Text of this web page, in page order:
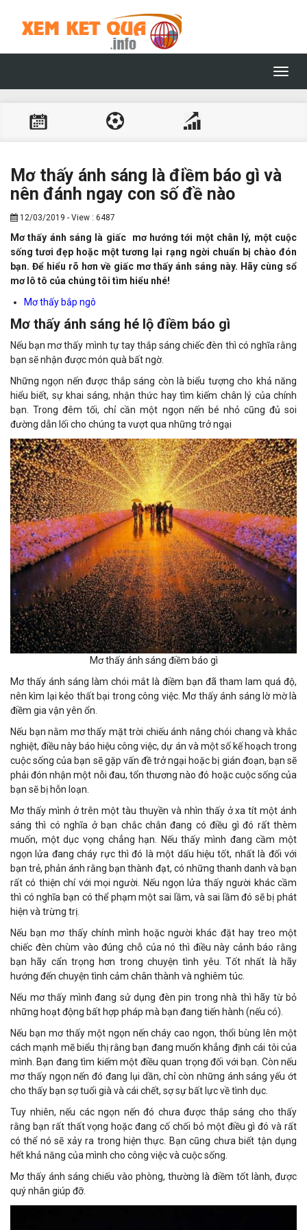
Mơ thấy ánh sáng là điềm báo gì và
nên đánh ngay con số đề nào
12/03/2019 - View : 6487
Mơ thấy ánh sáng là giấc mơ hướng tới một chân lý, một cuộc
sống tươi đẹp hoặc một tương lại rạng ngời chuẩn bị chào đón
bạn. Để hiểu rõ hơn về giấc mơ thấy ánh sáng này. Hãy cùng sổ
mơ lô tô của chúng tôi tìm hiểu nhé!
Mơ thấy bắp ngô
Mơ thấy ánh sáng hé lộ điềm báo gì
Nếu bạn mơ thấy mình tự tay thắp sáng chiếc đèn thì có nghĩa rằng
bạn sẽ nhận được món quà bất ngờ.
Những ngọn nến được thắp sáng còn là biểu tượng cho khả năng
hiểu biết, sự khai sáng, nhận thức hay tìm kiếm chân lý của chính
bạn. Trong đêm tối, chỉ cần một ngọn nến bé nhỏ cũng đủ soi
đường dẫn lối cho chúng ta vượt qua những trở ngại
Mơ thấy ánh sáng điềm báo gì
Mơ thấy ánh sáng làm chói mắt là điềm bạn đã tham lam quá độ,
nên kìm lại kẻo thất bại trong công việc. Mơ thấy ánh sáng lờ mờ là
điềm gia vận yên ổn.
Nếu bạn nằm mơ thấy mặt trời chiếu ánh nắng chói chang và khắc
nghiệt, điều này báo hiệu công việc, dự án và một số kế hoạch trong
cuộc sống của bạn sẽ gặp vấn đề trở ngại hoặc bị gián đoạn, bạn sẽ
phải đón nhận một nỗi đau, tổn thương nào đó hoặc cuộc sống của
bạn sẽ bị hỗn loạn.
Mơ thấy mình ở trên một tàu thuyền và nhìn thấy ở xa tít một ánh
sáng thì có nghĩa ở bạn chắc chắn đang có điều gì đó rất thèm
muốn, một dục vọng chẳng hạn. Nếu thấy mình đang cầm một
ngọn lửa đang cháy rực thì đó là một dấu hiệu tốt, nhất là đối với
bạn trẻ, phản ánh rằng bạn thành đạt, có những thanh danh và bạn
rất có thiện chí với mọi người. Nếu ngọn lửa thấy người khác cầm
thì có nghĩa bạn có thể phạm một sai lầm, và sai lầm đó sẽ bị phát
hiện và trừng trị.
Nếu bạn mơ thấy chính mình hoặc người khác đặt hay treo một
chiếc đèn chùm vào đúng chỗ của nó thì điều này cảnh báo rằng
bạn hãy cẩn trọng hơn trong chuyện tình yêu. Tốt nhất là hãy
hướng đến chuyện tình cảm chân thành và nghiêm túc.
Nếu mơ thấy mình đang sử dụng đèn pin trong nhà thì hãy từ bỏ
những hoạt động bất hợp pháp mà bạn đang tiến hành (nếu có).
Nếu bạn mơ thấy một ngọn nến cháy cao ngọn, thổi bùng lên một
cách mạnh mẽ biểu thị rằng bạn đang muốn khẳng định cái tôi của
mình. Bạn đang tìm kiếm một điều quan trọng đối với bạn. Còn nếu
mơ thấy ngọn nến đó đang lụi dần, chỉ còn những ánh sáng yếu ớt
cho thấy bạn sợ tuổi già và cái chết, sợ sự bất lực về tình dục.
Tuy nhiên, nếu các ngọn nến đó chưa được thắp sáng cho thấy
rằng bạn rất thất vọng hoặc đang cố chối bỏ một điều gì đó và rất
có thể nó sẽ xảy ra trong hiện thực. Bạn cũng chưa biết tận dụng
hết khả năng của mình cho công việc và cuộc sống.
Mơ thấy ánh sáng chiếu vào phòng, thường là điềm tốt lành, được
quý nhân giúp đỡ.